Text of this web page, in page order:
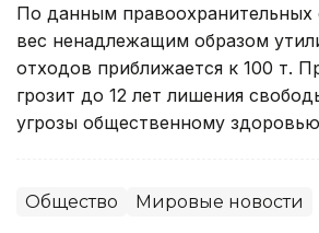
По данным правоохранительных
вес ненадлежащим образом
отходов приближается к 100 т.
грозит до 12 лет лишения
угрозы общественному
Общество Мировые новости